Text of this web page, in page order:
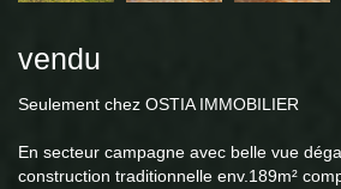
vendu
Seulement chez OSTIA IMMOBILIER
En secteur campagne avec belle vue
construction traditionnelle env.189m²